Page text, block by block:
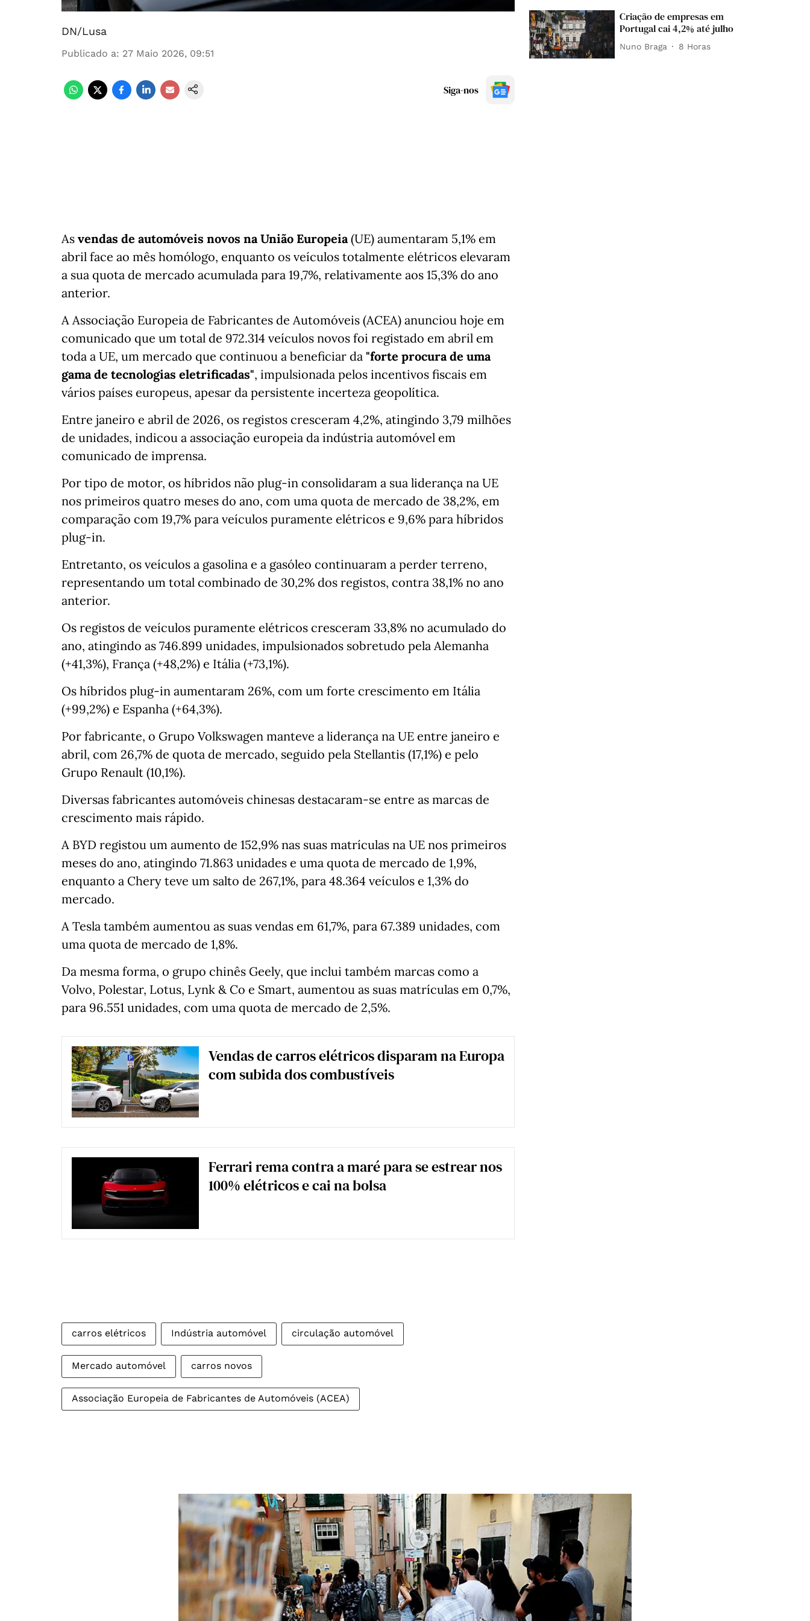
DN/Lusa
Publicado a: 27 Maio 2026, 09:51
Siga-nos
As vendas de automóveis novos na União Europeia(UE) aumentaram 5,1% em
abril face ao mês homólogo, enquanto os veículos totalmente elétricos elevaram
a sua quota de mercado acumulada para 19,7%, relativamente aos 15,3% do ano
anterior.
A Associação Europeia de Fabricantes de Automóveis (ACEA) anunciou hoje em
comunicado que um total de 972.314 veículos novos foi registado em abril em
toda a UE, um mercado que continuou a beneficiar da "forte procura de uma
gama de tecnologias eletrificadas", impulsionada pelos incentivos fiscais em
vários países europeus, apesar da persistente incerteza geopolítica.
Entre janeiro e abril de 2026, os registos cresceram 4,2%, atingindo 3,79 milhões
de unidades, indicou a associação europeia da indústria automóvel em
comunicado de imprensa.
Por tipo de motor, os híbridos não plug-in consolidaram a sua liderança na UE
nos primeiros quatro meses do ano, com uma quota de mercado de 38,2%, em
comparação com 19,7% para veículos puramente elétricos e 9,6% para híbridos
plug-in.
Entretanto, os veículos a gasolina e a gasóleo continuaram a perder terreno,
representando um total combinado de 30,2% dos registos, contra 38,1% no ano
anterior.
Os registos de veículos puramente elétricos cresceram 33,8% no acumulado do
ano, atingindo as 746.899 unidades, impulsionados sobretudo pela Alemanha
(+41,3%), França (+48,2%) e Itália (+73,1%).
Os híbridos plug-in aumentaram 26%, com um forte crescimento em Itália
(+99,2%) e Espanha (+64,3%).
Por fabricante, o Grupo Volkswagen manteve a liderança na UE entre janeiro e
abril, com 26,7% de quota de mercado, seguido pela Stellantis (17,1%) e pelo
Grupo Renault (10,1%).
Diversas fabricantes automóveis chinesas destacaram-se entre as marcas de
crescimento mais rápido.
A BYD registou um aumento de 152,9% nas suas matrículas na UE nos primeiros
meses do ano, atingindo 71.863 unidades e uma quota de mercado de 1,9%,
enquanto a Chery teve um salto de 267,1%, para 48.364 veículos e 1,3% do
mercado.
A Tesla também aumentou as suas vendas em 61,7%, para 67.389 unidades, com
uma quota de mercado de 1,8%.
Da mesma forma, o grupo chinês Geely, que inclui também marcas como a
Volvo, Polestar, Lotus, Lynk & Co e Smart, aumentou as suas matrículas em 0,7%,
para 96.551 unidades, com uma quota de mercado de 2,5%.
Vendas de carros elétricos disparam na Europa
com subida dos combustíveis
Ferrari rema contra a maré para se estrear nos
100% elétricos e cai na bolsa
carros elétricos Indústria automóvel circulação automóvel
Mercado automóvel carros novos
Associação Europeia de Fabricantes de Automóveis (ACEA)
Criação de empresas em
Portugal cai 4,2% até julho
Nuno Braga 8 Horas